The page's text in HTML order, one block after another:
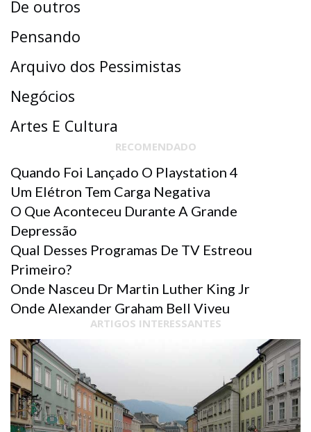
De outros
Pensando
Arquivo dos Pessimistas
Negócios
Artes E Cultura
RECOMENDADO
Quando Foi Lançado O Playstation 4
Um Elétron Tem Carga Negativa
O Que Aconteceu Durante A Grande
Depressão
Qual Desses Programas De TV Estreou
Primeiro?
Onde Nasceu Dr Martin Luther King Jr
Onde Alexander Graham Bell Viveu
ARTIGOS INTERESSANTES